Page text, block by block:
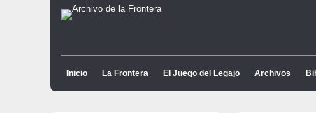
Inicio La Frontera El Juego del Legajo Archivos